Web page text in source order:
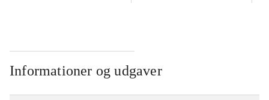
Informationer og udgaver